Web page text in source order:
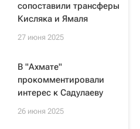
сопоставили трансферы
Кисляка и Ямаля
27 июня 2025
В "Ахмате"
прокомментировали
интерес к Садулаеву
26 июня 2025